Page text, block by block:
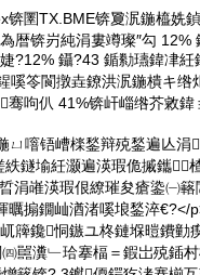
锛圛TX.BME锛夐泦鍦橀姺
暦锛岃純涓婁竴璨″勾 12%
?12% 鑷?43 鍎勬瓙鍏冿紝
嗘笭閬撴垚鐐洪泦鍦樻キ绺
呴仈 41%锛屽崰绺芥敹鍏
噾铻嶆檪鍫辩殑鍫遍亾涓
鐩堬紝灏遍渶瑕佹摵鑴
涓嶉渶瑕佷繚璀夋瘡鍌㈠
曞搧鐗屾湭渚嗘埌鍫淬€?</
簰鑱恫鏃ユ柊鏈堢暟鐨勭
嚚瀵﹂珨搴楅＝鍜岀殑鍤